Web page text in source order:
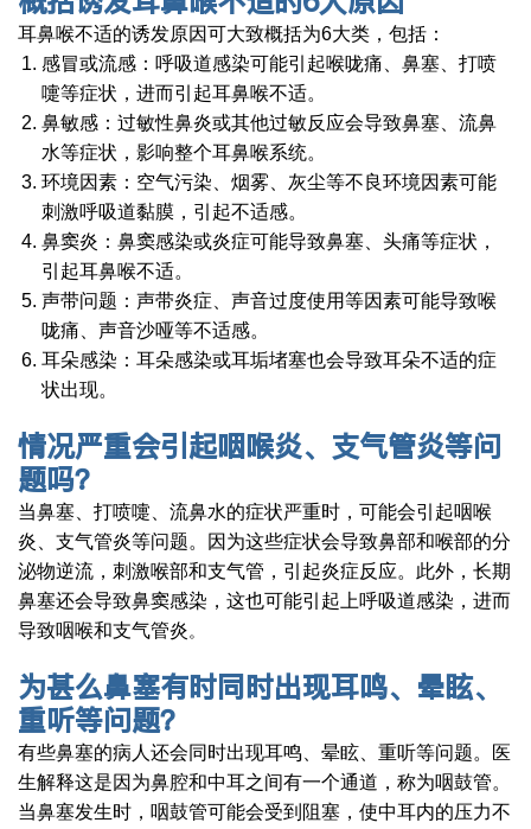
耳鼻喉不适的诱发原因可大致概括为6大类，包括：
感冒或流感：呼吸道感染可能引起喉咙痛、鼻塞、打喷
嚏等症状，进而引起耳鼻喉不适。
鼻敏感：过敏性鼻炎或其他过敏反应会导致鼻塞、流鼻
水等症状，影响整个耳鼻喉系统。
环境因素：空气污染、烟雾、灰尘等不良环境因素可能
刺激呼吸道黏膜，引起不适感。
鼻窦炎：鼻窦感染或炎症可能导致鼻塞、头痛等症状，
引起耳鼻喉不适。
声带问题：声带炎症、声音过度使用等因素可能导致喉
咙痛、声音沙哑等不适感。
耳朵感染：耳朵感染或耳垢堵塞也会导致耳朵不适的症
状出现。
情况严重会引起咽喉炎、支气管炎等问
题吗？
当鼻塞、打喷嚏、流鼻水的症状严重时，可能会引起咽喉
炎、支气管炎等问题。因为这些症状会导致鼻部和喉部的分
泌物逆流，刺激喉部和支气管，引起炎症反应。此外，长期
鼻塞还会导致鼻窦感染，这也可能引起上呼吸道感染，进而
导致咽喉和支气管炎。
为甚么鼻塞有时同时出现耳鸣、晕眩、
重听等问题？
有些鼻塞的病人还会同时出现耳鸣、晕眩、重听等问题。医
生解释这是因为鼻腔和中耳之间有一个通道，称为咽鼓管。
当鼻塞发生时，咽鼓管可能会受到阻塞，使中耳内的压力不